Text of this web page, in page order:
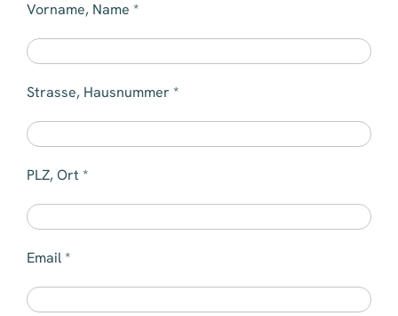
Vorname, Name *
Strasse, Hausnummer *
PLZ, Ort *
Email *